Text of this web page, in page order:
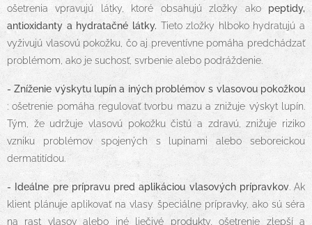
ošetrenia vpravujú látky, ktoré obsahujú zložky ako peptidy,
antioxidanty a hydratačné látky. Tieto zložky hlboko hydratujú a
vyživujú vlasovú pokožku, čo aj preventívne pomáha predchádzať
problémom, ako je suchosť, svrbenie alebo podráždenie.
- Zníženie výskytu lupín a iných problémov s vlasovou pokožkou
: ošetrenie pomáha regulovať tvorbu mazu a znižuje výskyt lupín.
Tým, že udržuje vlasovú pokožku čistú a zdravú, znižuje riziko
vzniku problémov spojených s lupinami alebo seboreickou
dermatitídou.
- Ideálne pre prípravu pred aplikáciou vlasových prípravkov. Ak
klient plánuje aplikovať na vlasy špeciálne prípravky, ako sú séra
na rast vlasov alebo iné liečivé produkty, ošetrenie zlepší a